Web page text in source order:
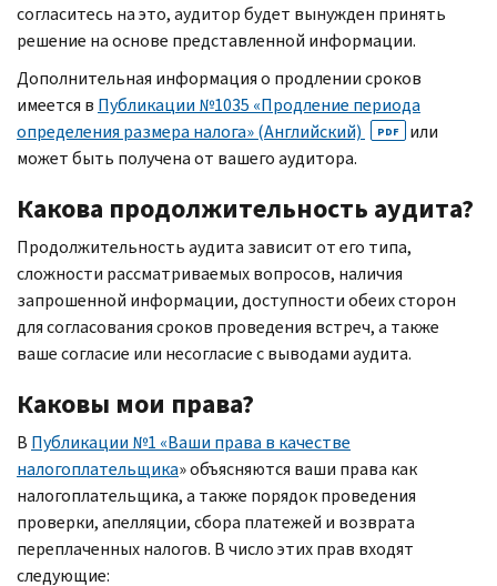
согласитесь на это, аудитор будет вынужден принять
решение на основе представленной информации.
Дополнительная информация о продлении сроков
имеется в Публикации №1035 «Продление периода
определения размера налога» (Английский)
PDF
или
может быть получена от вашего аудитора.
Какова продолжительность аудита?
Продолжительность аудита зависит от его типа,
сложности рассматриваемых вопросов, наличия
запрошенной информации, доступности обеих сторон
для согласования сроков проведения встреч, а также
ваше согласие или несогласие с выводами аудита.
Каковы мои права?
В Публикации №1 «Ваши права в качестве
налогоплательщика» объясняются ваши права как
налогоплательщика, а также порядок проведения
проверки, апелляции, сбора платежей и возврата
переплаченных налогов. В число этих прав входят
следующие: